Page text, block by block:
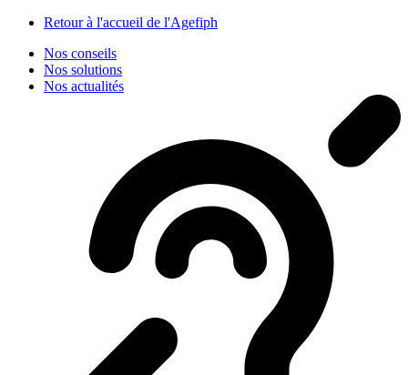
Retour à l'accueil de l'Agefiph
Nos conseils
Nos solutions
Nos actualités